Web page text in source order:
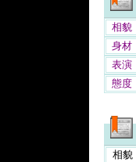
相貌
身材
表演
態度
相貌